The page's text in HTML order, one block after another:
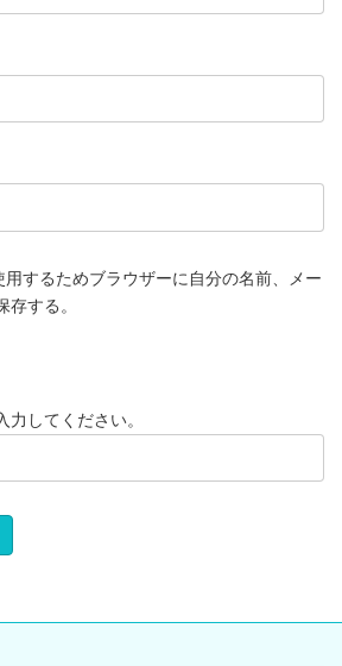
用するためブラウザーに自分の名前、メー
存する。
力してください。